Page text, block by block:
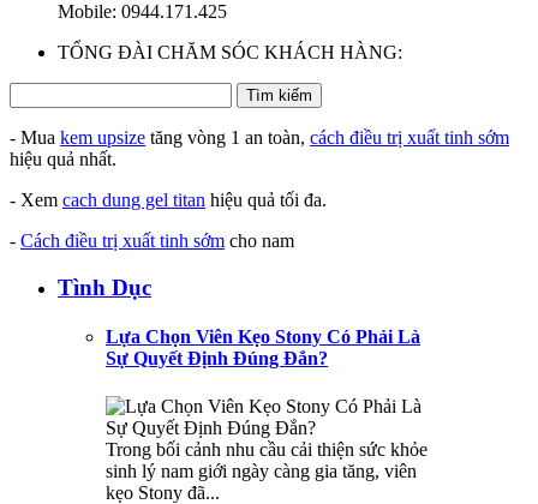
Mobile: 0944.171.425
TỔNG ĐÀI CHĂM SÓC KHÁCH HÀNG:
- Mua kem upsize tăng vòng 1 an toàn, cách điều trị xuất tinh sớm
hiệu quả nhất.
- Xem cach dung gel titan hiệu quả tối đa.
- Cách điều trị xuất tinh sớm cho nam
Tình Dục
Lựa Chọn Viên Kẹo Stony Có Phải Là
Sự Quyết Định Đúng Đắn?
Trong bối cảnh nhu cầu cải thiện sức khỏe
sinh lý nam giới ngày càng gia tăng, viên
kẹo Stony đã...